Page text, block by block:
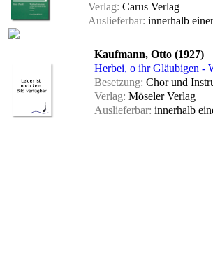
Verlag: Carus Verlag
Auslieferbar: innerhalb
Kaufmann, Otto (1927)
Herbei, o ihr Gläubigen -
Besetzung: Chor und
Verlag: Möseler Verlag
Auslieferbar: innerhalb